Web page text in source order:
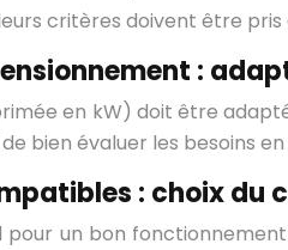
critères doivent être
:
en kW) doit être
bien évaluer les besoins
: choix du
pour un bon